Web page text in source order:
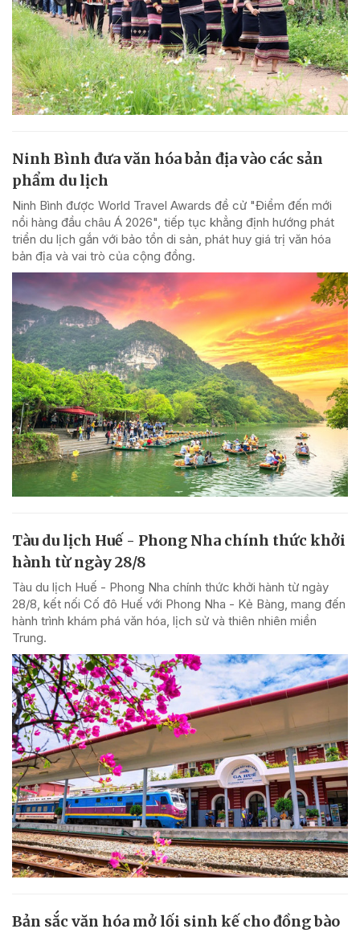
Ninh Bình đưa văn hóa bản địa vào các sản
phẩm du lịch
Ninh Bình được World Travel Awards đề cử "Điểm đến mới
nổi hàng đầu châu Á 2026", tiếp tục khẳng định hướng phát
triển du lịch gắn với bảo tồn di sản, phát huy giá trị văn hóa
bản địa và vai trò của cộng đồng.
Tàu du lịch Huế - Phong Nha chính thức khởi
hành từ ngày 28/8
Tàu du lịch Huế - Phong Nha chính thức khởi hành từ ngày
28/8, kết nối Cố đô Huế với Phong Nha - Kẻ Bàng, mang đến
hành trình khám phá văn hóa, lịch sử và thiên nhiên miền
Trung.
Bản sắc văn hóa mở lối sinh kế cho đồng bào